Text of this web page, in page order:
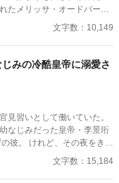
たメリッサ・オードバーン
いなかった。 彼が屋
事になる、その時までは。
、許せなかった。 メリ
ら愛した人だったから。
文字数：10,149
みの冷酷皇帝に溺愛さ
見習いとして働いていた。
なじみだった皇帝・李景珩
文字数：15,184